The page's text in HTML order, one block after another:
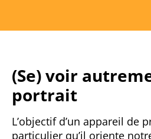
(Se) voir
portrait
L’objectif d’un appareil de
particulier qu’il oriente